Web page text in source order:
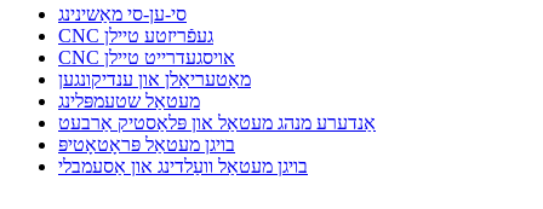
סי-ען-סי מאַשינינג
CNC געפֿריזטע טיילן
CNC אויסגעדרייט טיילן
מאַטעריאַלן און ענדיקונגען
מעטאַל שטעמפּלינג
אַנדערע מנהג מעטאַל און פּלאַסטיק אַרבעט
בויגן מעטאַל פּראָטאָטיפּ
בויגן מעטאַל וועַלדינג און אַסעמבלי